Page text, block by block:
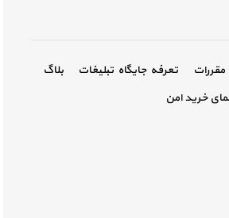
تعرفه جایگاه تبلیغات
بلاگ
خرید امن